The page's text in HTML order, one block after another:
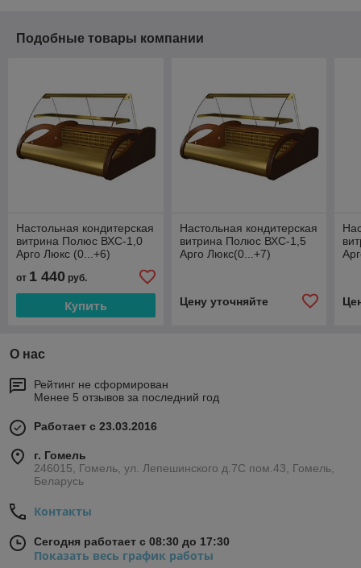
Подобные товары компании
Настольная кондитерская
витрина Полюс ВХС-1,0
Арго Люкс (0...+6)
от 1 440 руб.
Купить
Настольная кондитерская
витрина Полюс ВХС-1,5
Арго Люкс(0...+7)
Цену уточняйте
О нас
Рейтинг не сформирован
Менее 5 отзывов за последний год
Работает с 23.03.2016
г. Гомель
246015, Гомель, ул. Лепешинского д.7С пом.43, Гомель,
Беларусь
Контакты
Сегодня работает с 08:30 до 17:30
Показать весь график работы